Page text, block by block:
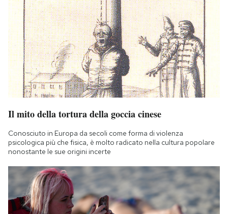
Il mito della tortura della goccia cinese
Conosciuto in Europa da secoli come forma di violenza
psicologica più che fisica, è molto radicato nella cultura popolare
nonostante le sue origini incerte